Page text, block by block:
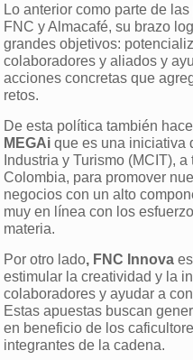
Lo anterior como parte de
FNC y Almacafé, su brazo
grandes objetivos:
colaboradores y aliados y
acciones concretas que
retos.
De esta política también
MEGAi que es una iniciativa
Industria y Turismo (MCIT),
Colombia, para promover
negocios con un alto
muy en línea con los
materia.
Por otro lado, FNC Innova
estimular la creatividad y la
colaboradores y ayudar a
Estas apuestas buscan
en beneficio de los
integrantes de la cadena.